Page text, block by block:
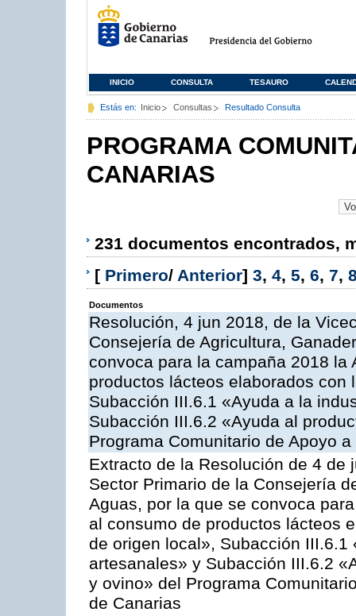
INICIO CONSULTA TESAURO
Estás en: Inicio Consultas Resultado Consulta
PROGRAMA
CANARIAS
231 documentos encontrados,
[ Primero/ Anterior] 3, 4, 5, 6, 7,
Documentos
Resolución, 4 jun 2018, de la
Consejería de Agricultura,
convoca para la campaña 2018
productos lácteos elaborados
Subacción III.6.1 «Ayuda a la
Subacción III.6.2 «Ayuda al
Programa Comunitario de Apoyo
Extracto de la Resolución de 4
Sector Primario de la Consejería
Aguas, por la que se convoca
al consumo de productos lácteos
de origen local», Subacción
artesanales» y Subacción III.6.2
y ovino» del Programa
de Canarias